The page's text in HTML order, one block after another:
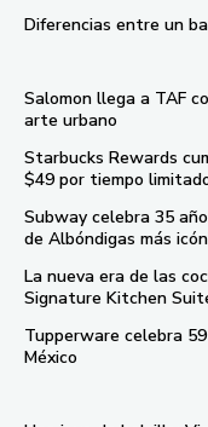
Diferencias entre un
Salomon llega a TAF
arte urbano
Starbucks Rewards
$49 por tiempo
Subway celebra 35
de Albóndigas más
La nueva era de las
Signature Kitchen
Tupperware celebra
México